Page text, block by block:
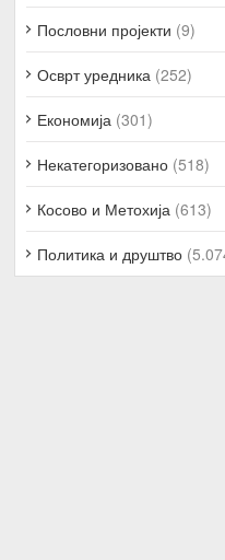
Пословни пројекти (9)
Осврт уредника (252)
Економија (301)
Некатегоризовано (518)
Косово и Метохија (613)
Политика и друштво